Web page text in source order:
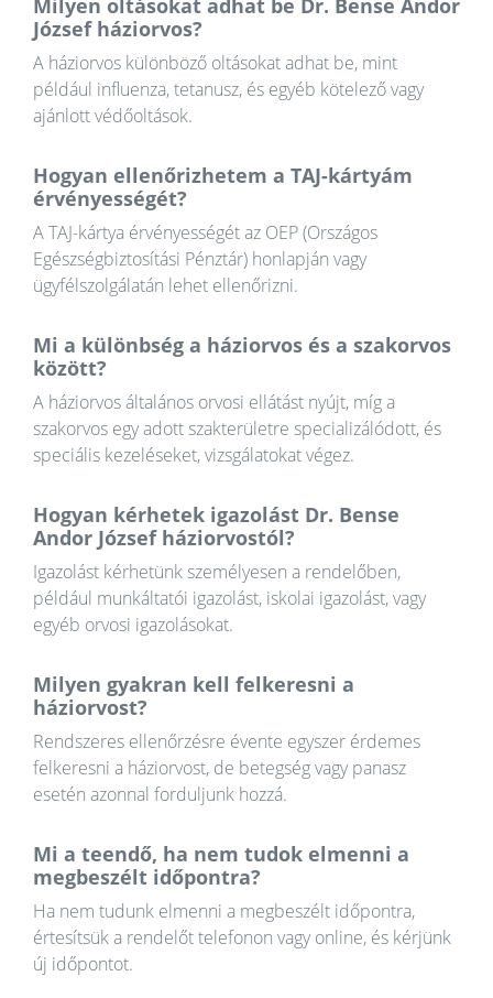
Milyen oltásokat adhat be Dr. Bense Andor
József háziorvos?
A háziorvos különböző oltásokat adhat be, mint
például influenza, tetanusz, és egyéb kötelező vagy
ajánlott védőoltások.
Hogyan ellenőrizhetem a TAJ-kártyám
érvényességét?
A TAJ-kártya érvényességét az OEP (Országos
Egészségbiztosítási Pénztár) honlapján vagy
ügyfélszolgálatán lehet ellenőrizni.
Mi a különbség a háziorvos és a szakorvos
között?
A háziorvos általános orvosi ellátást nyújt, míg a
szakorvos egy adott szakterületre specializálódott, és
speciális kezeléseket, vizsgálatokat végez.
Hogyan kérhetek igazolást Dr. Bense
Andor József háziorvostól?
Igazolást kérhetünk személyesen a rendelőben,
például munkáltatói igazolást, iskolai igazolást, vagy
egyéb orvosi igazolásokat.
Milyen gyakran kell felkeresni a
háziorvost?
Rendszeres ellenőrzésre évente egyszer érdemes
felkeresni a háziorvost, de betegség vagy panasz
esetén azonnal forduljunk hozzá.
Mi a teendő, ha nem tudok elmenni a
megbeszélt időpontra?
Ha nem tudunk elmenni a megbeszélt időpontra,
értesítsük a rendelőt telefonon vagy online, és kérjünk
új időpontot.